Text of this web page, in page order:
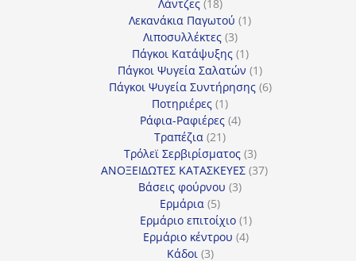
Λάντζες 18
προϊόντα
Λεκανάκια Παγωτού 11
Λιποσυλλέκτες 33
προϊόντα
Πάγκοι Κατάψυξης 11
προϊόν
Πάγκοι Ψυγεία Σαλατών 11
προϊόν
Πάγκοι Ψυγεία Συντήρησης 66
Ποτηριέρες 11
προϊόν
Ράφια-Ραφιέρες 44
Τραπέζια 2121
προϊόντα
Τρόλεϊ Σερβιρίσματος 33
προϊόντα
ΑΝΟΞΕΙΔΩΤΕΣ ΚΑΤΑΣΚΕΥΕΣ 3737
Βάσεις φούρνου 33
Ερμάρια 55
προϊόντα
Ερμάριο επιτοίχιο 11
προϊόν
Ερμάριο κέντρου 44
Κάδοι 33